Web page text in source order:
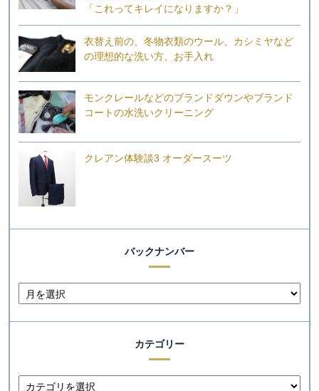
「これってキレイになりますか？」
衣替え前の、冬物衣類のウール、カシミヤなど
の理想的な洗い方、お手入れ
モンクレールなどのブランドダウンやブランド
コートの水洗いクリーニング
クレアン体験談3 オーダースーツ
バックナンバー
カテゴリー